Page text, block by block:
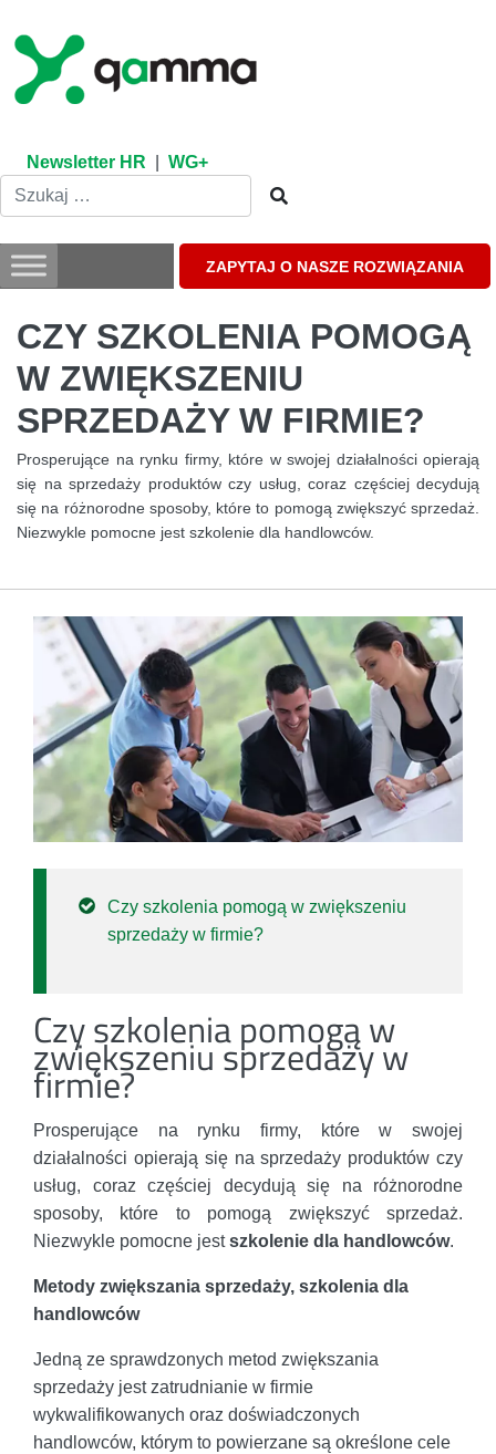
content
Newsletter HR WG+
ZAPYTAJ O NASZE ROZWIĄZANIA
CZY SZKOLENIA POMOGĄ
W ZWIĘKSZENIU
SPRZEDAŻY W FIRMIE?
Prosperujące na rynku firmy, które w swojej działalności opierają
się na sprzedaży produktów czy usług, coraz częściej decydują
się na różnorodne sposoby, które to pomogą zwiększyć sprzedaż.
Niezwykle pomocne jest szkolenie dla handlowców.
Czy szkolenia pomogą w zwiększeniu
sprzedaży w firmie?
Czy szkolenia pomogą w
zwiększeniu sprzedaży w
firmie?
Prosperujące na rynku firmy, które w swojej
działalności opierają się na sprzedaży produktów czy
usług, coraz częściej decydują się na różnorodne
sposoby, które to pomogą zwiększyć sprzedaż.
Niezwykle pomocne jestszkolenie dla handlowców.
Metody zwiększania sprzedaży, szkolenia dla
handlowców
Jedną ze sprawdzonych metod zwiększania
sprzedaży jest zatrudnianie w firmie
wykwalifikowanych oraz doświadczonych
handlowców, którym to powierzane są określone cele